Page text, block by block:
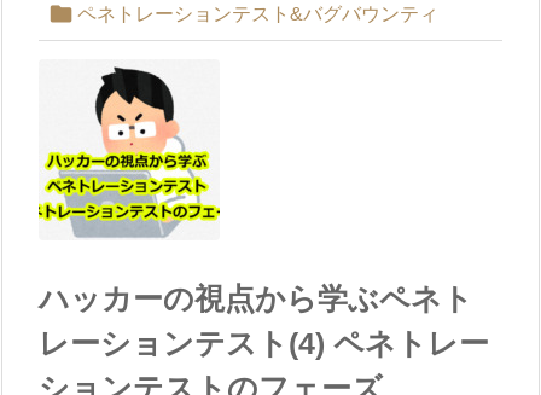
 ペネトレーションテスト&バグバウンティ
ハッカーの視点から学ぶペネト
レーションテスト(4) ペネトレー